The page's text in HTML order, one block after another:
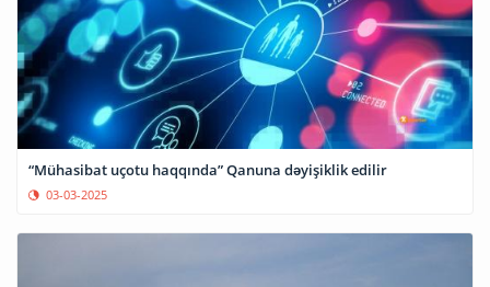
“Mühasibat uçotu haqqında” Qanuna dəyişiklik edilir
03-03-2025